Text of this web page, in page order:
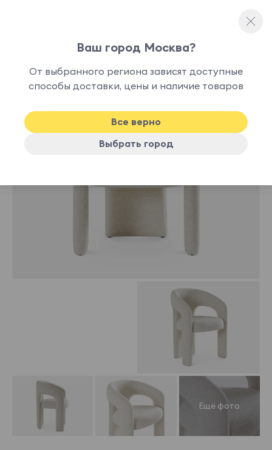
-10%
наличии
Ваш город Москва?
От выбранного региона зависят доступные
способы доставки, цены и наличие товаров
Все верно
Выбрать город